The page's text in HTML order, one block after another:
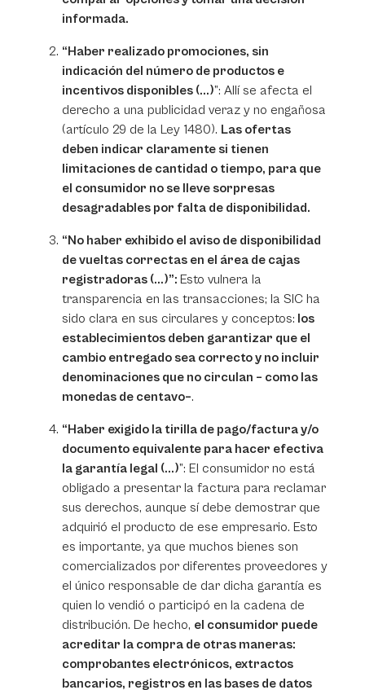
informada.
“Haber realizado promociones, sin
indicación del número de productos e
incentivos disponibles (...)”: Allí se afecta el
derecho a una publicidad veraz y no engañosa
(artículo 29 de la Ley 1480). Las ofertas
deben indicar claramente si tienen
limitaciones de cantidad o tiempo, para que
el consumidor no se lleve sorpresas
desagradables por falta de disponibilidad.
“No haber exhibido el aviso de disponibilidad
de vueltas correctas en el área de cajas
registradoras (...)”: Esto vulnera la
transparencia en las transacciones; la SIC ha
sido clara en sus circulares y conceptos: los
establecimientos deben garantizar que el
cambio entregado sea correcto y no incluir
denominaciones que no circulan – como las
monedas de centavo–.
“Haber exigido la tirilla de pago/factura y/o
documento equivalente para hacer efectiva
la garantía legal (...)”: El consumidor no está
obligado a presentar la factura para reclamar
sus derechos, aunque sí debe demostrar que
adquirió el producto de ese empresario. Esto
es importante, ya que muchos bienes son
comercializados por diferentes proveedores y
el único responsable de dar dicha garantía es
quien lo vendió o participó en la cadena de
distribución. De hecho, el consumidor puede
acreditar la compra de otras maneras:
comprobantes electrónicos, extractos
bancarios, registros en las bases de datos